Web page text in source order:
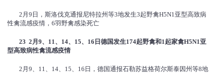
2月9日，斯洛伐克通报尼特拉州等3地发生3起野禽H5N1亚型高致病
性禽流感疫情，6羽野禽感染死亡
23 2 月 9、 11、 14、 15、 16 日德国发生174起野禽和1起家禽H5N1亚
型高致病性禽流感疫情
2月9、11、14、15、16日，德国通报石勒苏益格荷尔斯泰因州等8地